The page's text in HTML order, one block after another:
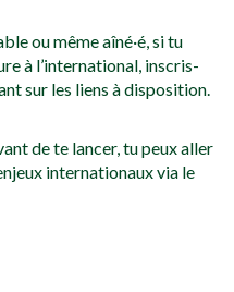
ou même aîné·é, si tu
à l’international, inscris-
sur les liens à disposition.
de te lancer, tu peux aller
internationaux via le